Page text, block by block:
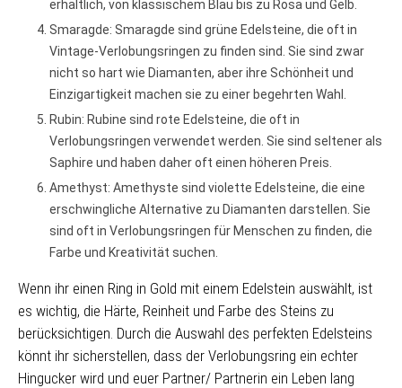
erhältlich, von klassischem Blau bis zu Rosa und Gelb.
Smaragde: Smaragde sind grüne Edelsteine, die oft in
Vintage-Verlobungsringen zu finden sind. Sie sind zwar
nicht so hart wie Diamanten, aber ihre Schönheit und
Einzigartigkeit machen sie zu einer begehrten Wahl.
Rubin: Rubine sind rote Edelsteine, die oft in
Verlobungsringen verwendet werden. Sie sind seltener als
Saphire und haben daher oft einen höheren Preis.
Amethyst: Amethyste sind violette Edelsteine, die eine
erschwingliche Alternative zu Diamanten darstellen. Sie
sind oft in Verlobungsringen für Menschen zu finden, die
Farbe und Kreativität suchen.
Wenn ihr einen Ring in Gold mit einem Edelstein auswählt, ist
es wichtig, die Härte, Reinheit und Farbe des Steins zu
berücksichtigen. Durch die Auswahl des perfekten Edelsteins
könnt ihr sicherstellen, dass der Verlobungsring ein echter
Hingucker wird und euer Partner/ Partnerin ein Leben lang